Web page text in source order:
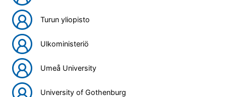
Turun yliopisto
Ulkoministeriö
Umeå University
University of Gothenburg